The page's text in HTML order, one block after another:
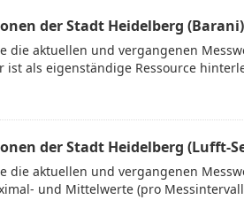
der Stadt Heidelberg (Barani)
die aktuellen und vergangenen
ist als eigenständige Ressource
der Stadt Heidelberg (Lufft-
die aktuellen und vergangenen
und Mittelwerte (pro